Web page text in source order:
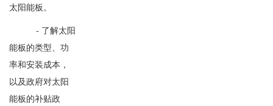
太阳能板。
- 了解太阳
能板的类型、功
率和安装成本，
以及政府对太阳
能板的补贴政